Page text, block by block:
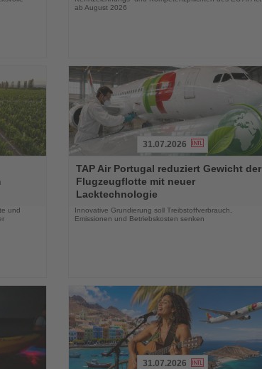
ab August 2026
und
Sie
die
Nachrichten
31.07.2026
TAP Air Portugal reduziert Gewicht der
Flugzeugflotte mit neuer
Lacktechnologie
Innovative Grundierung soll Treibstoffverbrauch,
Emissionen und Betriebskosten senken
31.07.2026